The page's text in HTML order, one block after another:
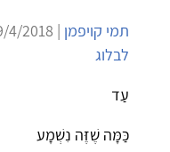
תמי קויפמן | 9/4/2018 | 2,453 צפיות |
לבלוג
עַד
כַּמָּה שֶׁזֶּה נִשְׁמָע